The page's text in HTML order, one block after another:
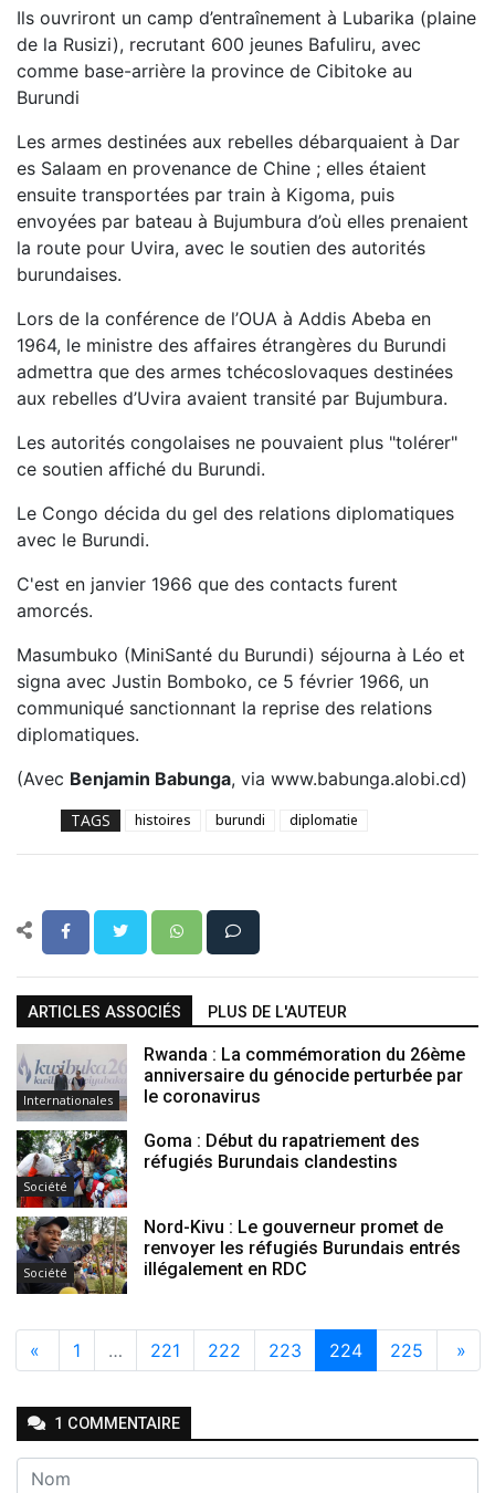
Ils ouvriront un camp d’entraînement à Lubarika (plaine
de la Rusizi), recrutant 600 jeunes Bafuliru, avec
comme base-arrière la province de Cibitoke au
Burundi
Les armes destinées aux rebelles débarquaient à Dar
es Salaam en provenance de Chine ; elles étaient
ensuite transportées par train à Kigoma, puis
envoyées par bateau à Bujumbura d’où elles prenaient
la route pour Uvira, avec le soutien des autorités
burundaises.
Lors de la conférence de l’OUA à Addis Abeba en
1964, le ministre des affaires étrangères du Burundi
admettra que des armes tchécoslovaques destinées
aux rebelles d’Uvira avaient transité par Bujumbura.
Les autorités congolaises ne pouvaient plus "tolérer"
ce soutien affiché du Burundi.
Le Congo décida du gel des relations diplomatiques
avec le Burundi.
C'est en janvier 1966 que des contacts furent
amorcés.
Masumbuko (MiniSanté du Burundi) séjourna à Léo et
signa avec Justin Bomboko, ce 5 février 1966, un
communiqué sanctionnant la reprise des relations
diplomatiques.
(Avec Benjamin Babunga, via www.babunga.alobi.cd)
TAGS histoires burundi diplomatie
ARTICLES ASSOCIÉS PLUS DE L'AUTEUR
Internationales
Rwanda : La commémoration du 26ème
anniversaire du génocide perturbée par
le coronavirus
Société
Goma : Début du rapatriement des
réfugiés Burundais clandestins
Société
Nord-Kivu : Le gouverneur promet de
renvoyer les réfugiés Burundais entrés
illégalement en RDC
« 1 … 221 222 223 224 225 »
1 COMMENTAIRE